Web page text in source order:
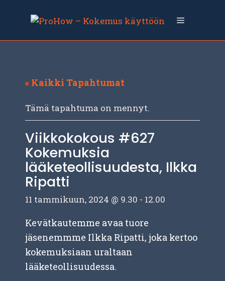
sisältöön
Valikko
« Kaikki Tapahtumat
Tämä tapahtuma on mennyt.
Viikkokokous #627
Kokemuksia
lääketeollisuudesta, Ilkka
Ripatti
11 tammikuun, 2024 @ 9.30 - 12.00
Kevätkautemme avaa tuore
jäsenemmme Ilkka Ripatti, joka kertoo
kokemuksiaan uraltaan
lääketeollisuudessa.